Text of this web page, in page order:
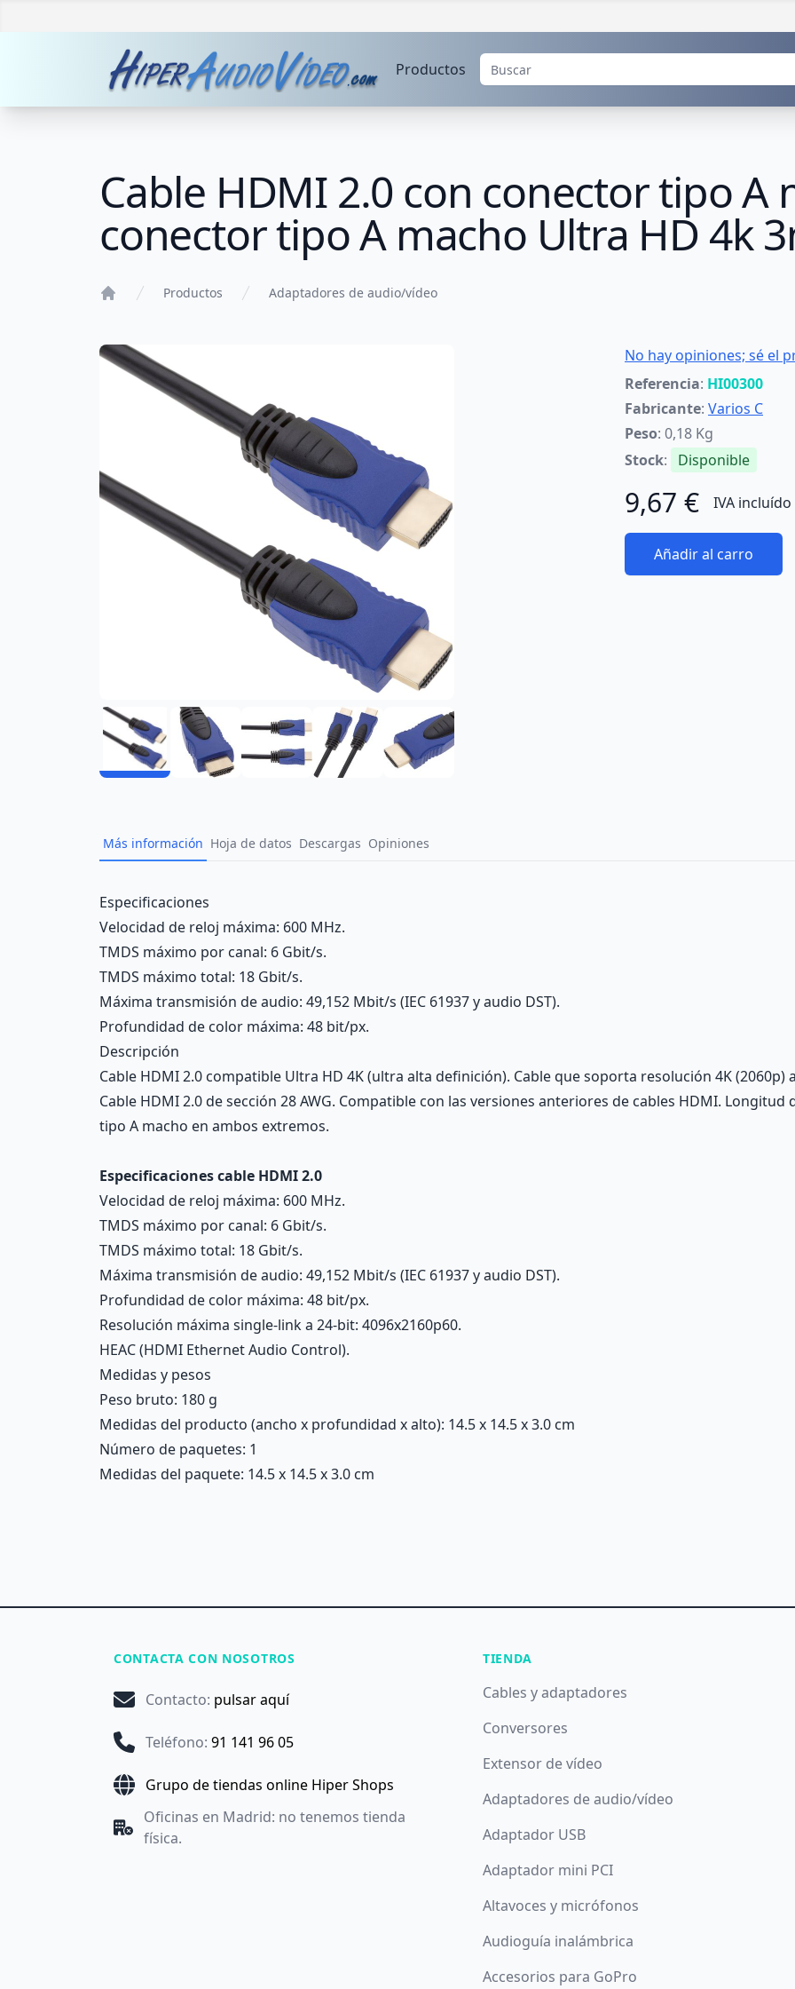
Productos
Cable HDMI 2.0 con conector tipo A
conector tipo A macho Ultra HD 4k
Productos Adaptadores de audio/vídeo
No hay opiniones; sé el
Referencia: HI00300
Fabricante: Varios C
Peso: 0,18 Kg
Stock: Disponible
9,67 € IVA incluído
Añadir al carro
Más información Hoja de datos Descargas Opiniones
Description
Especificaciones
Velocidad de reloj máxima: 600 MHz.
TMDS máximo por canal: 6 Gbit/s.
TMDS máximo total: 18 Gbit/s.
Máxima transmisión de audio: 49,152 Mbit/s (IEC 61937 y audio DST).
Profundidad de color máxima: 48 bit/px.
Descripción
Cable HDMI 2.0 compatible Ultra HD 4K (ultra alta definición). Cable que soporta resolución 4K (2060p)
Cable HDMI 2.0 de sección 28 AWG. Compatible con las versiones anteriores de cables HDMI.
tipo A macho en ambos extremos.
Especificaciones cable HDMI 2.0
Velocidad de reloj máxima: 600 MHz.
TMDS máximo por canal: 6 Gbit/s.
TMDS máximo total: 18 Gbit/s.
Máxima transmisión de audio: 49,152 Mbit/s (IEC 61937 y audio DST).
Profundidad de color máxima: 48 bit/px.
Resolución máxima single-link a 24-bit: 4096x2160p60.
HEAC (HDMI Ethernet Audio Control).
Medidas y pesos
Peso bruto: 180 g
Medidas del producto (ancho x profundidad x alto): 14.5 x 14.5 x 3.0 cm
Número de paquetes: 1
Medidas del paquete: 14.5 x 14.5 x 3.0 cm
CONTACTA CON NOSOTROS
Contacto: pulsar aquí
Teléfono: 91 141 96 05
Grupo de tiendas online Hiper Shops
Oficinas en Madrid: no tenemos tienda
física.
TIENDA
Cables y adaptadores
Conversores
Extensor de vídeo
Adaptadores de audio/vídeo
Adaptador USB
Adaptador mini PCI
Altavoces y micrófonos
Audioguía inalámbrica
Accesorios para GoPro